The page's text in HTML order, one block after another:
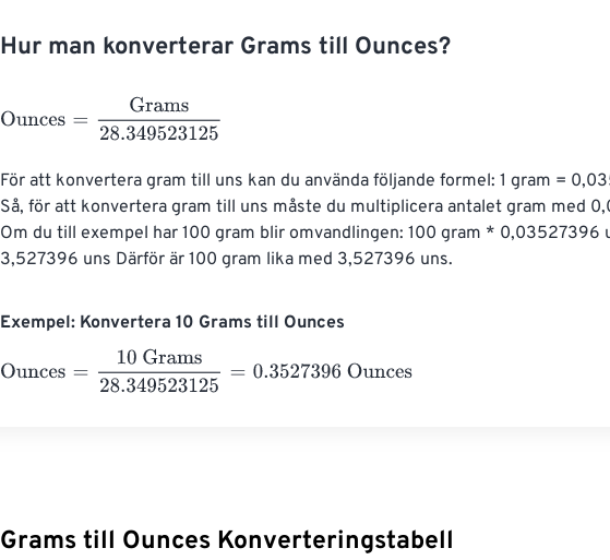
Hur man konverterar Grams till Ounces?
Ounces 28.349523125
För att konvertera gram till uns kan du använda följande formel: 1 gram =
Så, för att konvertera gram till uns måste du multiplicera antalet gram med
Om du till exempel har 100 gram blir omvandlingen: 100 gram * 0,03527396
3,527396 uns Därför är 100 gram lika med 3,527396 uns.
Exempel: Konvertera 10 Grams till Ounces
Ounces
10 Grams28.349523125 =0.3527396
Grams till Ounces Konverteringstabell